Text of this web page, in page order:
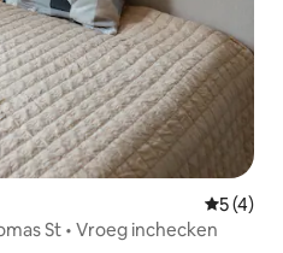
5 (4)
St • Vroeg inchecken